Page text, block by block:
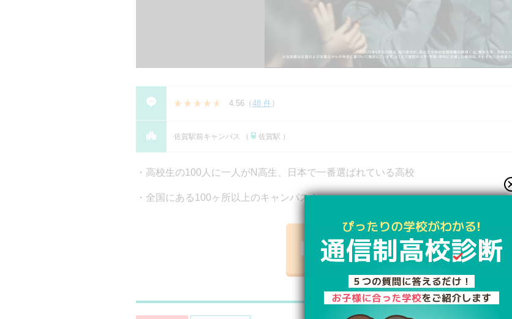
4.56 （48 件）
佐賀駅前キャンパス （ 佐賀駅 ）
高校生の100人に一人がN高生、日本で一番選ばれている高校
全国にある100ヶ所以上のキャンパス！
資料請求リストに追加【無料】